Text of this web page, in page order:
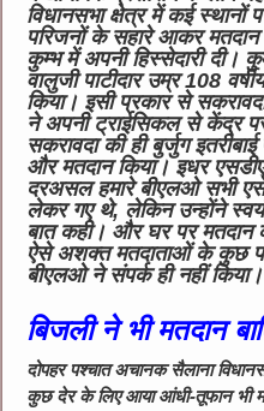
विधानसभा क्षेत्र में कई स्थानों
परिजनों के सहारे आकर
कुम्भ में अपनी हिस्सेदारी दी।
वालुजी पाटीदार उम्र 108
किया। इसी प्रकार से
ने अपनी ट्राईसिकल से केंद्र
सकरावदा की ही बुर्जुग
और मतदान किया। इधर
दरअसल हमारे बीएलओ सभी
लेकर गए थे, लेकिन उन्होंने
बात कही। और घर पर
ऐसे अशक्त मतदाताओं के कुछ
बीएलओ ने संपर्क ही नहीं किया।
बिजली ने भी मतदान
दोपहर पश्चात अचानक सैलाना
कुछ देर के लिए आया आंधी-तूफान भी